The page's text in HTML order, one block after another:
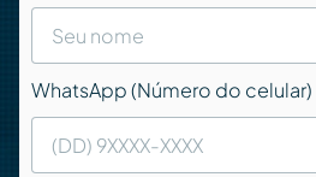
WhatsApp (Número do celular)